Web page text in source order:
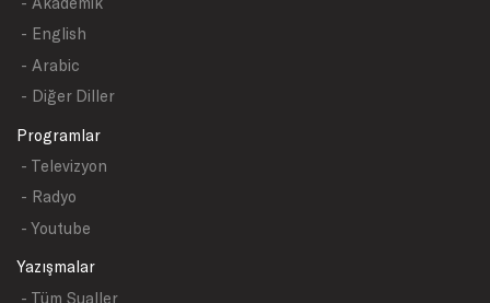
- English
- Arabic
- Diğer Diller
Programlar
- Televizyon
- Radyo
- Youtube
Yazışmalar
- Tüm Sualler